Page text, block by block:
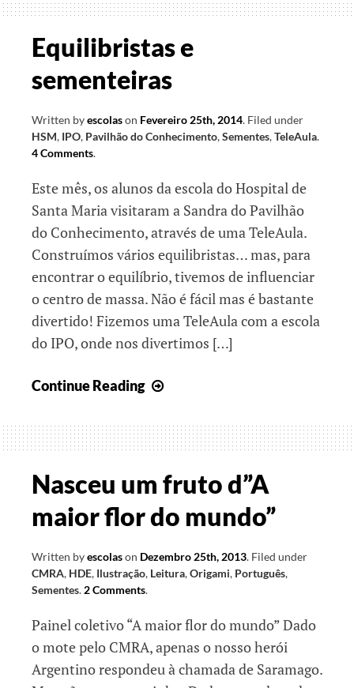
Equilibristas e
sementeiras
Written byescolason Fevereiro 25th, 2014. Filed under
HSM, IPO, Pavilhão do Conhecimento,Sementes,TeleAula.
4 Comments.
Este mês, os alunos da escola do Hospital de
Santa Maria visitaram a Sandra do Pavilhão
do Conhecimento, através de uma TeleAula.
Construímos vários equilibristas… mas, para
encontrar o equilíbrio, tivemos de influenciar
o centro de massa. Não é fácil mas é bastante
divertido! Fizemos uma TeleAula com a escola
do IPO, onde nos divertimos […]
Continue Reading
sementeiras
Nasceu um fruto d”A
maior flor do mundo”
Written byescolason Dezembro 25th, 2013. Filed under
CMRA, HDE, Ilustração, Leitura,Origami, Português,
Sementes. 2 Comments.
Painel coletivo “A maior flor do mundo” Dado
o mote pelo CMRA, apenas o nosso herói
Argentino respondeu à chamada de Saramago.